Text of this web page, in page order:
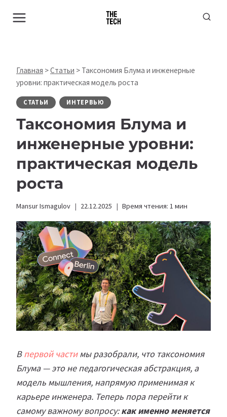
Главная >Статьи > Таксономия Блума и инженерные
уровни: практическая модель роста
СТАТЬИ ИНТЕРВЬЮ
Таксономия Блума и
инженерные уровни:
практическая модель
роста
Mansur Ismagulov 22.12.2025 Время чтения: 1 мин
Впервой частимы разобрали, что таксономия
Блума — это не педагогическая абстракция, а
модель мышления, напрямую применимая к
карьере инженера. Теперь пора перейти к
самому важному вопросу:как именно меняется